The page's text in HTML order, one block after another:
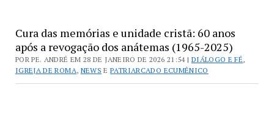
Cura das memórias e unidade cristã: 60 anos
após a revogação dos anátemas (1965-2025)
POR PE. ANDRÉ EM 28 DE JANEIRO DE 2026 21:54 | DIÁLOGO E FÉ,
IGREJA DE ROMA, NEWS EPATRIARCADO ECUMÊNICO